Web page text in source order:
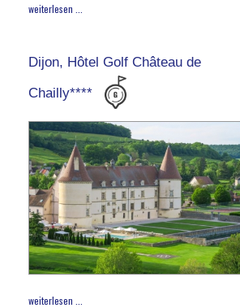
weiterlesen ...
Dijon, Hôtel Golf Château de
Chailly****
weiterlesen ...